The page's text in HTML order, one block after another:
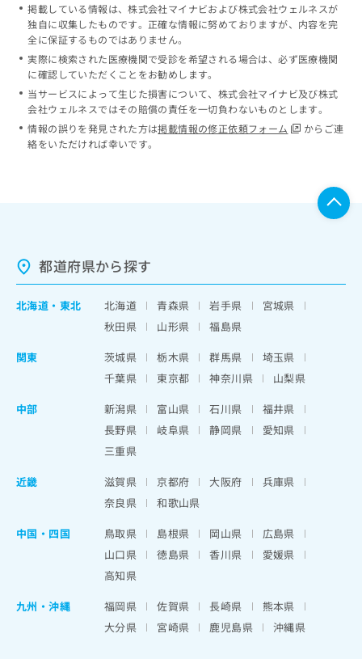
掲載している情報は、株式会社マイナビおよび株式会社ウェルネスが
独自に収集したものです。正確な情報に努めておりますが、内容を完
全に保証するものではありません。
実際に検索された医療機関で受診を希望される場合は、必ず医療機関
に確認していただくことをお勧めします。
当サービスによって生じた損害について、株式会社マイナビ及び株式
会社ウェルネスではその賠償の責任を一切負わないものとします。
情報の誤りを発見された方は掲載情報の修正依頼フォーム
からご連
絡をいただければ幸いです。
都道府県から探す
北海道 ・ 東北 北海道 青森県 岩手県
宮城県
秋田県
山形県
福島県
関東
茨城県 栃木県 群馬県
埼玉県
千葉県
東京都 神奈川県
山梨県
中部
新潟県 富山県 石川県
福井県
長野県
岐阜県 静岡県
愛知県
三重県
近畿
滋賀県 京都府 大阪府
兵庫県
奈良県
和歌山県
中国・四国
鳥取県 島根県 岡山県
広島県
山口県
徳島県 香川県
愛媛県
高知県
九州・沖縄
福岡県 佐賀県 長崎県
熊本県
大分県
宮崎県 鹿児島県 沖縄県